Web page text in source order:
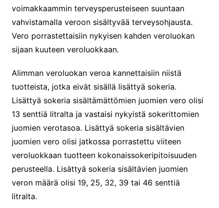
voimakkaammin terveysperusteiseen suuntaan
vahvistamalla veroon sisältyvää terveysohjausta.
Vero porrastettaisiin nykyisen kahden veroluokan
sijaan kuuteen veroluokkaan.
Alimman veroluokan veroa kannettaisiin niistä
tuotteista, jotka eivät sisällä lisättyä sokeria.
Lisättyä sokeria sisältämättömien juomien vero olisi
13 senttiä litralta ja vastaisi nykyistä sokerittomien
juomien verotasoa. Lisättyä sokeria sisältävien
juomien vero olisi jatkossa porrastettu viiteen
veroluokkaan tuotteen kokonaissokeripitoisuuden
perusteella. Lisättyä sokeria sisältävien juomien
veron määrä olisi 19, 25, 32, 39 tai 46 senttiä
litralta.